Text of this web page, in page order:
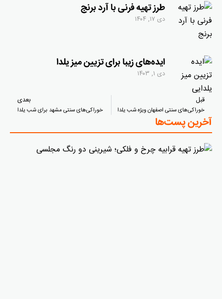
طرز تهیه فرنی با آرد برنج
دی ۱۷, ۱۴۰۴
ایده‌های زیبا برای تزیین میز یلدا
دی ۱, ۱۴۰۳
قبل
خوراکی‌های سنتی اصفهان ویژه شب یلدا
بعدی
خوراکی‌های سنتی مشهد برای شب یلدا
آخرین پست‌ها